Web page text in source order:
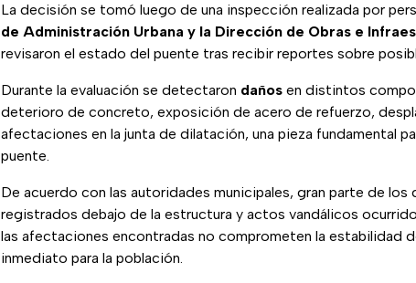
La decisión se tomó luego de una inspección realizada por
de Administración Urbana y la Dirección de Obras e
revisaron el estado del puente tras recibir reportes sobre
Durante la evaluación se detectaron daños en distintos
deterioro de concreto, exposición de acero de refuerzo,
afectaciones en la junta de dilatación, una pieza fundamental
puente.
De acuerdo con las autoridades municipales, gran parte de
registrados debajo de la estructura y actos vandálicos
las afectaciones encontradas no comprometen la estabilidad
inmediato para la población.